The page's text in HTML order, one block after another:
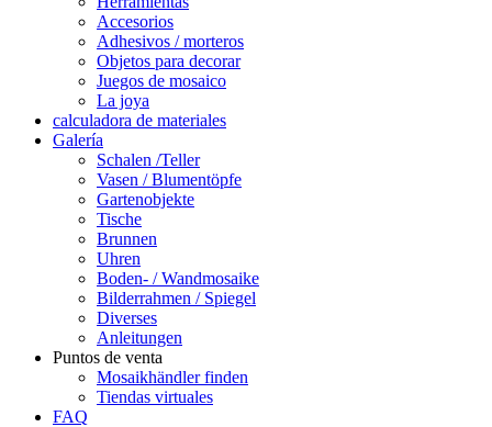
Accesorios
Adhesivos / morteros
Objetos para decorar
Juegos de mosaico
La joya
calculadora de materiales
Galería
Schalen /Teller
Vasen / Blumentöpfe
Gartenobjekte
Tische
Brunnen
Uhren
Boden- / Wandmosaike
Bilderrahmen / Spiegel
Diverses
Anleitungen
Puntos de venta
Mosaikhändler finden
Tiendas virtuales
FAQ